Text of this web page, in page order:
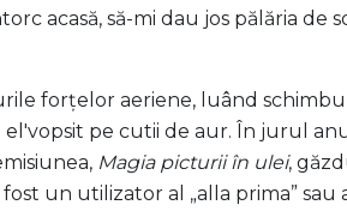
acasă, să-mi dau jos pălăria
forțelor aeriene, luând
pe cutii de aur. În jurul
Magia picturii în ulei,
un utilizator al „alla prima” sau